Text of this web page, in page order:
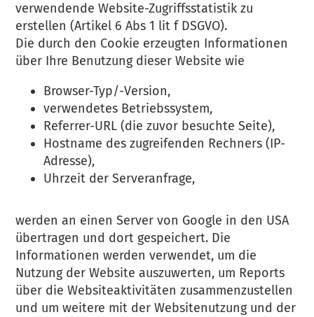
verwendende Website-Zugriffsstatistik zu
erstellen (Artikel 6 Abs 1 lit f DSGVO).
Die durch den Cookie erzeugten Informationen
über Ihre Benutzung dieser Website wie
Browser-Typ/-Version,
verwendetes Betriebssystem,
Referrer-URL (die zuvor besuchte Seite),
Hostname des zugreifenden Rechners (IP-
Adresse),
Uhrzeit der Serveranfrage,
werden an einen Server von Google in den USA
übertragen und dort gespeichert. Die
Informationen werden verwendet, um die
Nutzung der Website auszuwerten, um Reports
über die Websiteaktivitäten zusammenzustellen
und um weitere mit der Websitenutzung und der